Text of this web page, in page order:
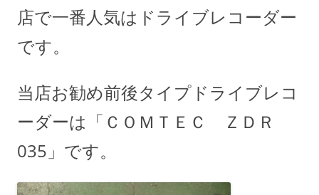
店で一番人気はドライブレコーダー
です。
当店お勧め前後タイプドライブレコ
ーダーは「ＣＯＭＴＥＣ ＺＤＲ
035」です。